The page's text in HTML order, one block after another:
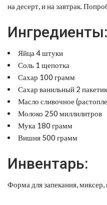
на десерт, и на завтрак.
Ингредиенты:
Яйца 4 штуки
Соль 1 щепотка
Сахар 100 грамм
Сахар ванильный 2
Масло сливочное
Молоко 250 миллилитров
Мука 180 грамм
Вишня 500 грамм
Инвентарь:
Форма для запекания, миксер,